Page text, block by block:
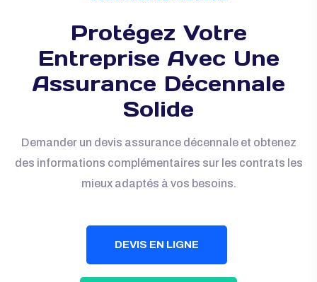
Protégez Votre
Entreprise Avec Une
Assurance Décennale
Solide
Demander un devis assurance décennale et obtenez
des informations complémentaires sur les contrats les
mieux adaptés à vos besoins.
DEVIS EN LIGNE